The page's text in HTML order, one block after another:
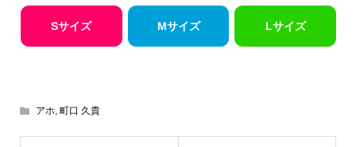
Sサイズ Mサイズ Lサイズ
アホ, 町口 久貴